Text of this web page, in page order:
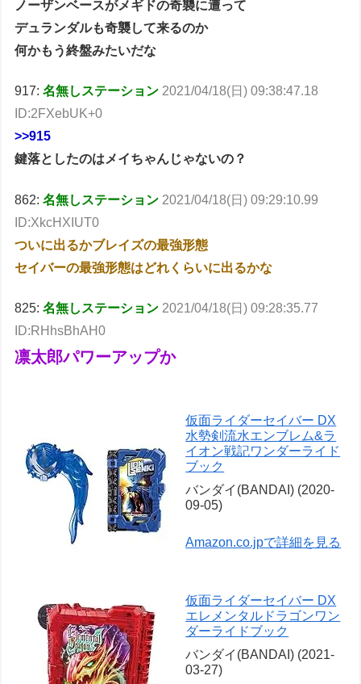
ノーザンベースがメギドの奇襲に遭って
デュランダルも奇襲して来るのか
何かもう終盤みたいだな
917:名無しステーション 2021/04/18(日) 09:38:47.18
ID:2FXebUK+0
>>915
鍵落としたのはメイちゃんじゃないの？
862:名無しステーション 2021/04/18(日) 09:29:10.99
ID:XkcHXIUT0
ついに出るかブレイズの最強形態
セイバーの最強形態はどれくらいに出るかな
825:名無しステーション 2021/04/18(日) 09:28:35.77
ID:RHhsBhAH0
凛太郎パワーアップか
仮面ライダーセイバー DX
水勢剣流水エンブレム&ラ
イオン戦記ワンダーライド
ブック
バンダイ(BANDAI) (2020-
09-05)
Amazon.co.jpで詳細を見る
仮面ライダーセイバー DX
エレメンタルドラゴンワン
ダーライドブック
バンダイ(BANDAI) (2021-
03-27)